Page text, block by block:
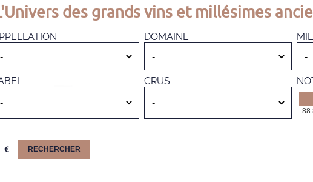
des grands vins et millésimes
DOMAINE
CRUS
88
RECHERCHER